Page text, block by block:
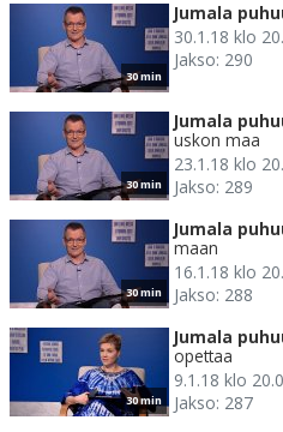
30 min
Jumala
30.1.18 klo
Jakso: 290
30 min
Jumala
uskon maa
23.1.18 klo
Jakso: 289
30 min
Jumala
maan
16.1.18 klo
Jakso: 288
30 min
Jumala
opettaa
9.1.18 klo
Jakso: 287